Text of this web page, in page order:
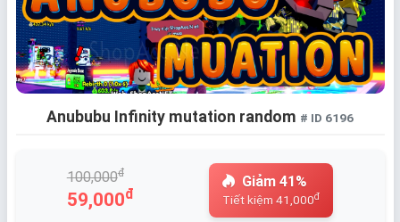
Anububu Infinity mutation random # ID 6196
100,000đ
59,000đ
Giảm 41%
Tiết kiệm 41,000đ